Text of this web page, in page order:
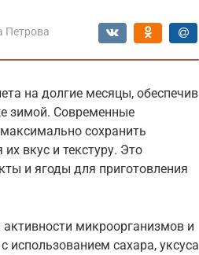
Петрова
на долгие месяцы, обеспечив
зимой. Современные
сохранить
вкус и текстуру. Это
и ягоды для приготовления
микроорганизмов и
использованием сахара, уксуса